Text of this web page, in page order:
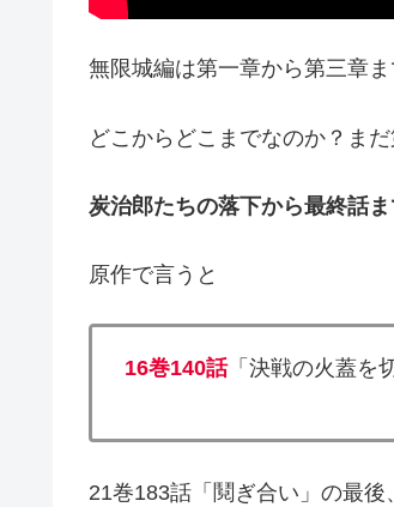
無限城編は第一章から第三章ま
どこからどこまでなのか？ま
炭治郎たちの落下から最終話
原作で言うと
16巻140話「決戦の火蓋を
21巻183話「鬩ぎ合い」の最後